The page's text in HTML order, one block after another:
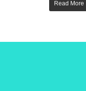
Read More